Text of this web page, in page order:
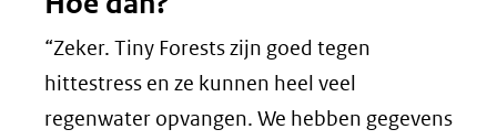
“Zeker. Tiny Forests zijn goed tegen
hittestress en ze kunnen heel veel
regenwater opvangen. We hebben gegevens